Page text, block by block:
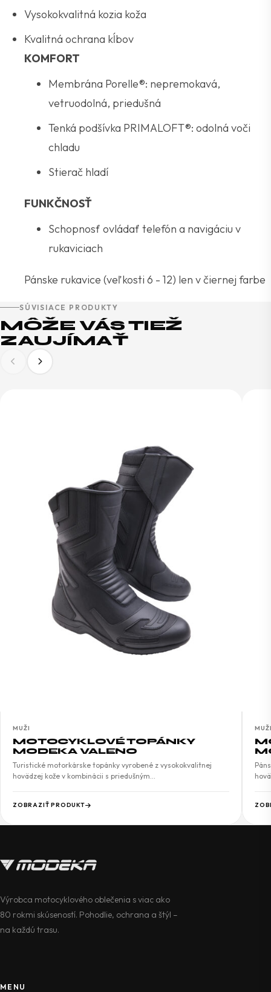
Vysokokvalitná kozia koža
Kvalitná ochrana kĺbov
KOMFORT
Membrána Porelle®: nepremokavá,
vetruodolná, priedušná
Tenká podšívka PRIMALOFT®: odolná voči
chladu
Stierač hladí
FUNKČNOSŤ
Schopnosť ovládať telefón a navigáciu v
rukaviciach
Pánske rukavice (veľkosti 6 - 12) len v čiernej farbe
SÚVISIACE PRODUKTY
MÔŽE VÁS TIEŽ
ZAUJÍMAŤ
MUŽI
MOTOCYKLOVÉ TOPÁNKY
MODEKA VALENO
Turistické motorkárske topánky vyrobené z vysokokvalitnej
hovädzej kože v kombinácii s priedušným…
ZOBRAZIŤ PRODUKT
Výrobca motocyklového oblečenia s viac ako
80 rokmi skúseností. Pohodlie, ochrana a štýl –
na každú trasu.
MENU